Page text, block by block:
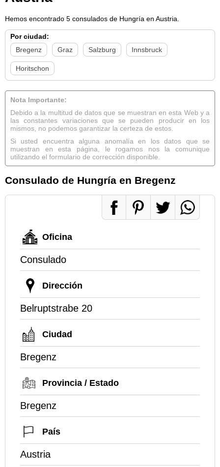
Hemos encontrado 5 consulados de Hungría en Austria.
Por ciudad:
Bregenz
Graz Salzburg Innsbruck
Horitschon
Nota Importante:
Debido a la multitud de datos que se muestran en esta Web y a
las constantes variaciones que se pueden producir en los
mismos, no podemos garantizar la certeza de estos.
Si usted encuentra alguna anomalía en los datos que se
muestran en esta página, le rogamos nos la comunique
utilizando el formulario de corrección disponible.
Consulado de Hungría en Bregenz
Oficina
Consulado
Dirección
Belruptstrabe 20
Ciudad
Bregenz
Provincia / Estado
Bregenz
País
Austria